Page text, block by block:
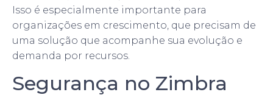
Isso é especialmente importante para
organizações em crescimento, que precisam de
uma solução que acompanhe sua evolução e
demanda por recursos.
Segurança no Zimbra